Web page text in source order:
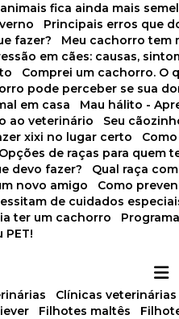
fica ainda mais
Principais erros que
fazer?
Meu cachorro
em cães: causas,
Comprei um cachorro. O
pode perceber se sua
em casa
Mau hálito -
ao veterinário
Seu
xixi no lugar certo
Opções de raças para quem
devo fazer?
Qual raça
novo amigo
Como
de cuidados
ter um cachorro
PET!
clínicas veterinárias
filhotes maltês